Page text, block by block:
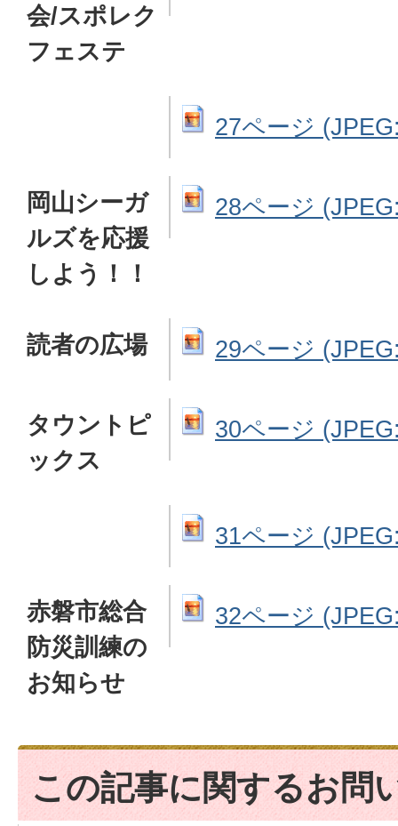
会/スポレク
フェステ
27ページ
岡山シーガ
ルズを応援
しよう！！
28ページ
読者の広場 29ページ
タウントピ
ックス
30ページ
31ページ
赤磐市総合
防災訓練の
お知らせ
32ページ
この記事に関するお問